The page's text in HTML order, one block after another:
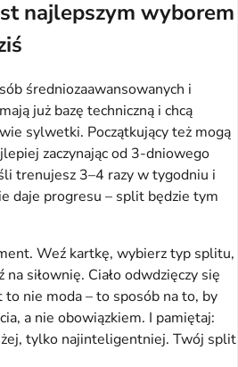
najlepszym wyborem
średniozaawansowanych i
już bazę techniczną i chcą
sylwetki. Początkujący też mogą
zaczynając od 3-dniowego
trenujesz 3–4 razy w tygodniu i
daje progresu – split będzie tym
Weź kartkę, wybierz typ splitu,
siłownię. Ciało odwdzięczy się
nie moda – to sposób na to, by
a nie obowiązkiem. I pamiętaj:
tylko najinteligentniej. Twój split